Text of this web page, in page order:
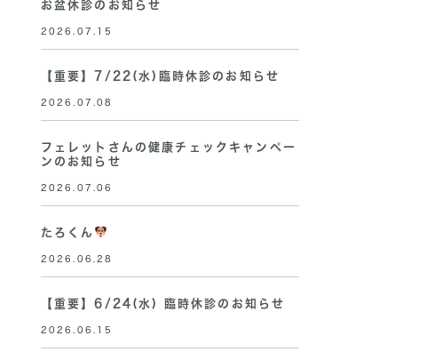
お盆休診のお知らせ
2026.07.15
【重要】7/22(水)臨時休診のお知らせ
2026.07.08
フェレットさんの健康チェックキャンペー
ンのお知らせ
2026.07.06
たろくん
2026.06.28
【重要】6/24(水) 臨時休診のお知らせ
2026.06.15